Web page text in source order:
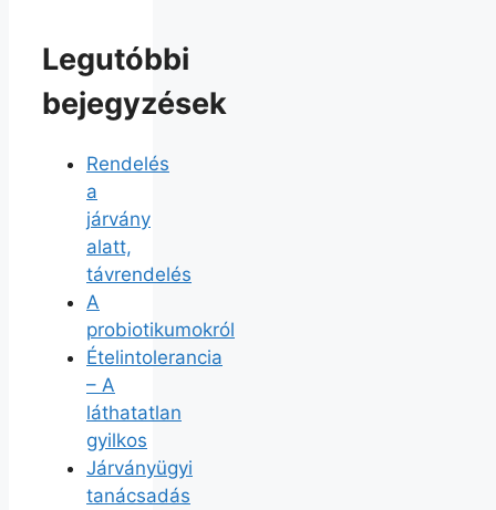
Legutóbbi
bejegyzések
Rendelés
a
járvány
alatt,
távrendelés
A
probiotikumokról
Ételintolerancia
– A
láthatatlan
gyilkos
Járványügyi
tanácsadás